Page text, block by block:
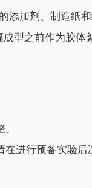
添加剂、制造纸和
型之前作为胶体
进行预备实验后